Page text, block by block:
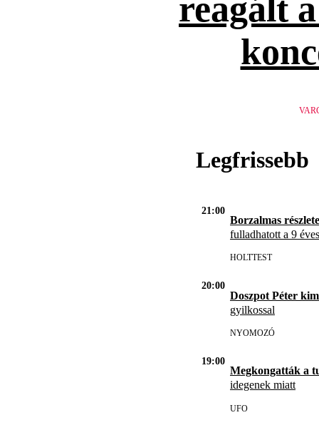
reagált
Legfrissebb
21:00
Borzalmas
fulladhatott a 9
HOLTTEST
20:00
Doszpot Péter
gyilkossal
NYOMOZÓ
19:00
Megkongatták a
idegenek miatt
UFO